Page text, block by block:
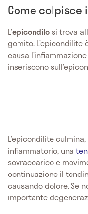
Come colpisce
L’epicondilo si trova
gomito. L’epicondilite
causa
inseriscono
L’epicondilite
infiammatorio, una
sovraccarico e
continuazione il
causando dolore. Se
importante